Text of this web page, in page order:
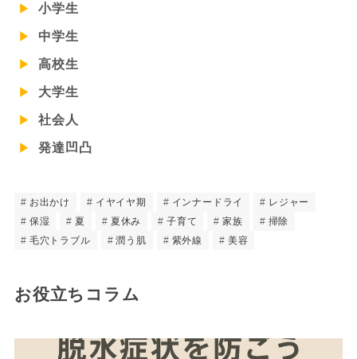
小学生
中学生
高校生
大学生
社会人
発達凹凸
お出かけ イヤイヤ期 インナードライ
レジャー
保湿
夏 夏休み 子育て 家族
掃除
毛穴トラブル
潤う肌 紫外線 美容
お役立ちコラム